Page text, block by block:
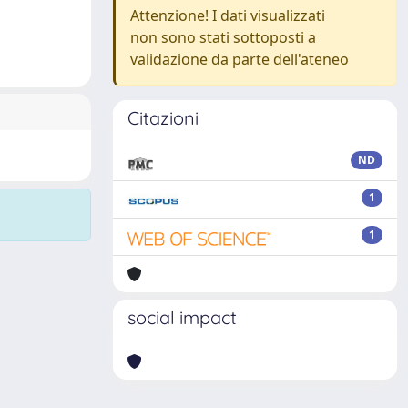
Attenzione! I dati visualizzati
non sono stati sottoposti a
validazione da parte dell'ateneo
Citazioni
ND
1
1
social impact